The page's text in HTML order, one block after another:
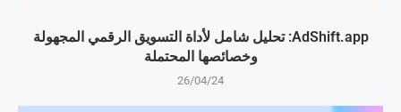
AdShift.app: تحليل شامل لأداة التسويق الرقمي المجهولة
وخصائصها المحتملة
26/04/24